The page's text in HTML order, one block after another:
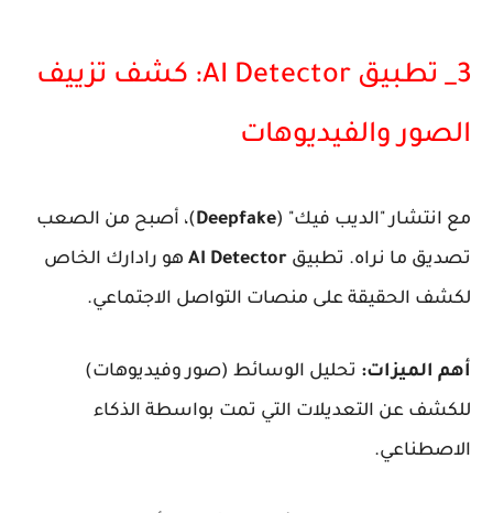
​3_ تطبيق AI Detector: كشف تزييف
الصور والفيديوهات
​مع انتشار "الديب فيك" (Deepfake)، أصبح من الصعب
تصديق ما نراه. تطبيق AI Detector هو رادارك الخاص
لكشف الحقيقة على منصات التواصل الاجتماعي.
أهم الميزات: تحليل الوسائط (صور وفيديوهات)
للكشف عن التعديلات التي تمت بواسطة الذكاء
الاصطناعي.